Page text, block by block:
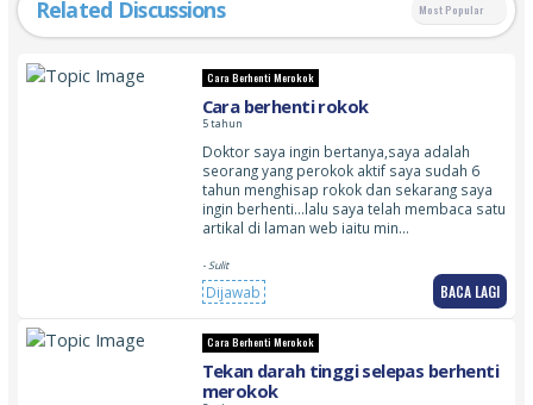
Related Discussions Most Popular
Cara Berhenti Merokok
Cara berhenti rokok
5 tahun
Doktor saya ingin bertanya,saya adalah
seorang yang perokok aktif saya sudah 6
tahun menghisap rokok dan sekarang saya
ingin berhenti…lalu saya telah membaca satu
artikal di laman web iaitu min…
- Sulit
Dijawab BACA LAGI
Cara Berhenti Merokok
Tekan darah tinggi selepas berhenti
merokok